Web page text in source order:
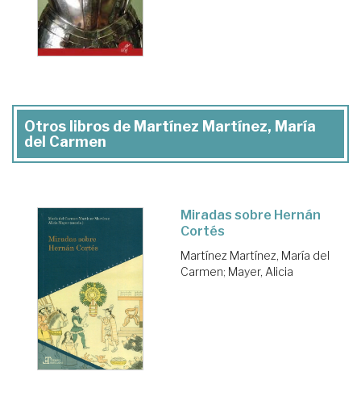
Otros libros de Martínez Martínez, María
del Carmen
Miradas sobre Hernán
Cortés
Martínez Martínez, María del
Carmen; Mayer, Alicia